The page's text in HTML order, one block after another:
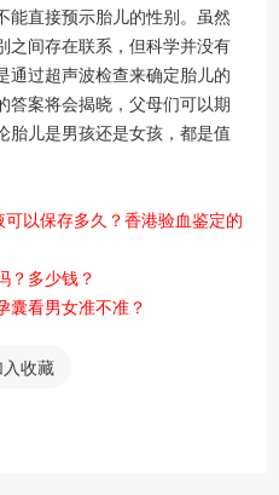
直接预示胎儿的性别。虽然
之间存在联系，但科学并没有
通过超声波检查来确定胎儿的
答案将会揭晓，父母们可以期
胎儿是男孩还是女孩，都是值
以保存多久？香港验血鉴定的
？多少钱？
囊看男女准不准？
入收藏